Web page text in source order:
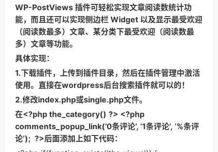
WP-PostViews 插件可轻松实现文章阅读数统计功
能，而且还可以实现侧边栏 Widget 以及显示最受欢迎
（阅读数最多）文章、某分类下最受欢迎（阅读数最
多）文章等功能。
具体实现：
1.下载插件，上传到插件目录，然后在插件管理中激活
使用。直接在wordpress后台搜索插件就可以的！
2.修改index.php或single.php文件。
在<?php the_category() ?> <?php
comments_popup_link(’0条评论’, ‘1条评论’, ’%条评
论’);  ?>后面添加上如下代码：